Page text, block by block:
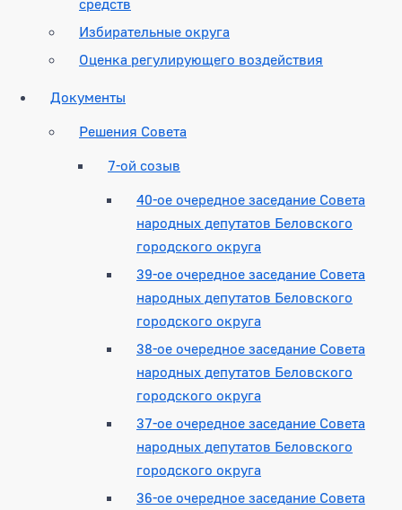
Избирательные округа
Оценка регулирующего воздействия
Документы
Решения Совета
7-ой созыв
40-ое очередное заседание Совета
народных депутатов Беловского
городского округа
39-ое очередное заседание Совета
народных депутатов Беловского
городского округа
38-ое очередное заседание Совета
народных депутатов Беловского
городского округа
37-ое очередное заседание Совета
народных депутатов Беловского
городского округа
36-ое очередное заседание Совета